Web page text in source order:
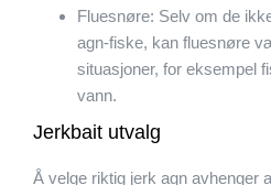
Fluesnøre: Selv om de
agn-fiske, kan fluesnøre
situasjoner, for eksempel
vann.
Jerkbait utvalg
Å velge riktig jerk agn avhenger